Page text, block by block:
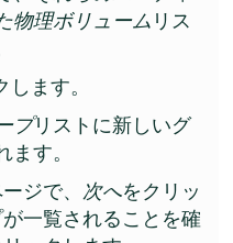
物理ボリューム リス
ます。
プリストに新しいグ
す。
ジで、 次へをクリッ
一覧されることを確